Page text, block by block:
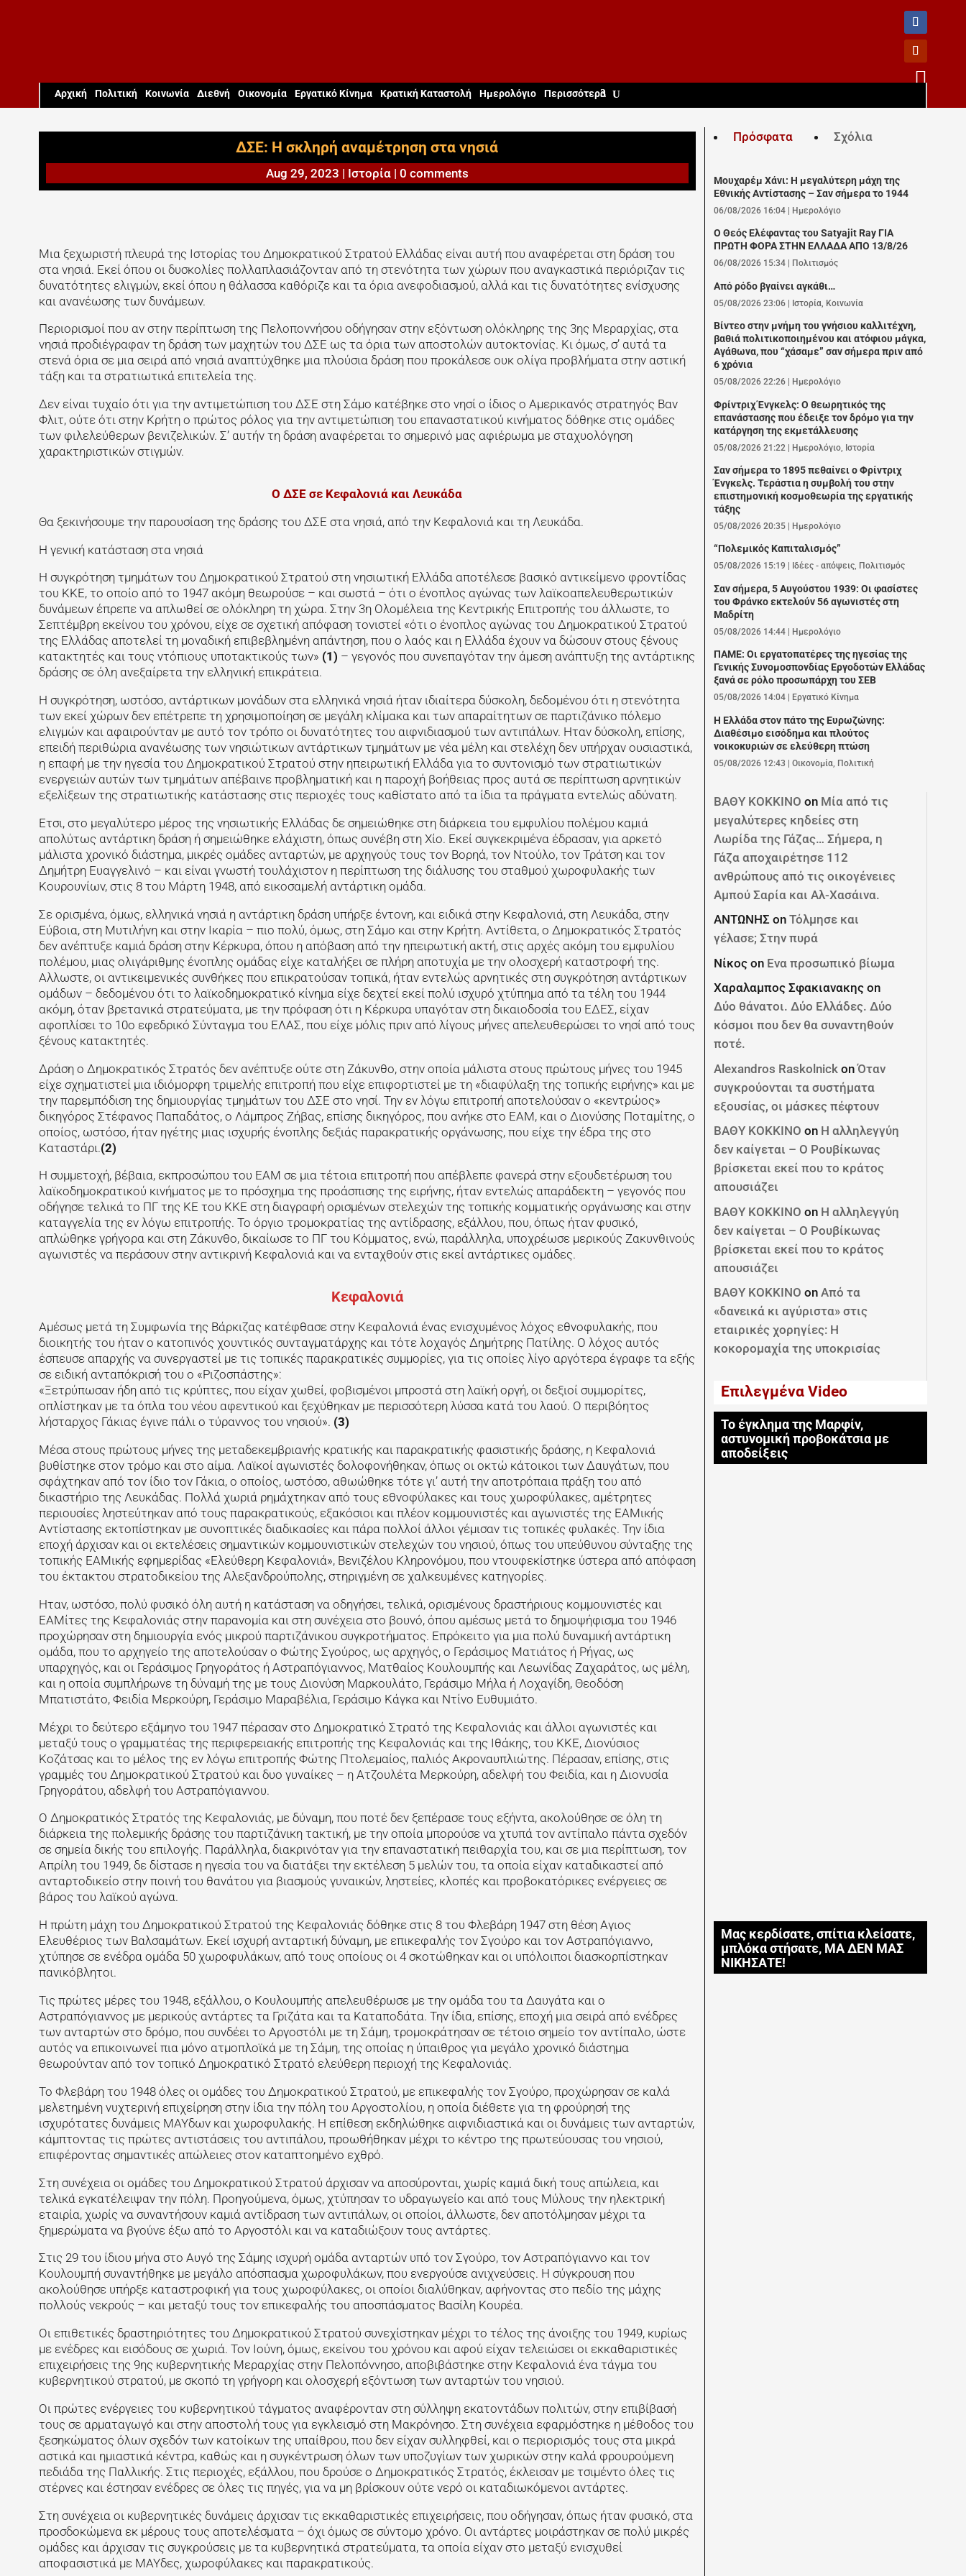

Aρχική Πολιτική Κοινωνία Διεθνή Οικονομία Εργατικό Κίνημα Κρατική Καταστολή Ημερολόγιο Περισσότερα
ΔΣΕ: Η σκληρή αναμέτρηση στα νησιά
Aug 29, 2023 | Ιστορία| 0 comments
Μια ξεχωριστή πλευρά της Ιστορίας του Δημοκρατικού Στρατού Ελλάδας είναι αυτή που αναφέρεται στη δράση του
στα νησιά. Εκεί όπου οι δυσκολίες πολλαπλασιάζονταν από τη στενότητα των χώρων που αναγκαστικά περιόριζαν τις
δυνατότητες ελιγμών, εκεί όπου η θάλασσα καθόριζε και τα όρια ανεφοδιασμού, αλλά και τις δυνατότητες ενίσχυσης
και ανανέωσης των δυνάμεων.
Περιορισμοί που αν στην περίπτωση της Πελοποννήσου οδήγησαν στην εξόντωση ολόκληρης της 3ης Μεραρχίας, στα
νησιά προδιέγραφαν τη δράση των μαχητών του ΔΣΕ ως τα όρια των αποστολών αυτοκτονίας. Κι όμως, σ’ αυτά τα
στενά όρια σε μια σειρά από νησιά αναπτύχθηκε μια πλούσια δράση που προκάλεσε ουκ ολίγα προβλήματα στην αστική
τάξη και τα στρατιωτικά επιτελεία της.
Δεν είναι τυχαίο ότι για την αντιμετώπιση του ΔΣΕ στη Σάμο κατέβηκε στο νησί ο ίδιος ο Αμερικανός στρατηγός Βαν
Φλιτ, ούτε ότι στην Κρήτη ο πρώτος ρόλος για την αντιμετώπιση του επαναστατικού κινήματος δόθηκε στις ομάδες
των φιλελεύθερων βενιζελικών. Σ’ αυτήν τη δράση αναφέρεται το σημερινό μας αφιέρωμα με σταχυολόγηση
χαρακτηριστικών στιγμών.
Ο ΔΣΕ σε Κεφαλονιά και Λευκάδα
Θα ξεκινήσουμε την παρουσίαση της δράσης του ΔΣΕ στα νησιά, από την Κεφαλονιά και τη Λευκάδα.
Η γενική κατάσταση στα νησιά
Η συγκρότηση τμημάτων του Δημοκρατικού Στρατού στη νησιωτική Ελλάδα αποτέλεσε βασικό αντικείμενο φροντίδας
του ΚΚΕ, το οποίο από το 1947 ακόμη θεωρούσε – και σωστά – ότι ο ένοπλος αγώνας των λαϊκοαπελευθερωτικών
δυνάμεων έπρεπε να απλωθεί σε ολόκληρη τη χώρα. Στην 3η Ολομέλεια της Κεντρικής Επιτροπής του άλλωστε, το
Σεπτέμβρη εκείνου του χρόνου, είχε σε σχετική απόφαση τονιστεί «ότι ο ένοπλος αγώνας του Δημοκρατικού Στρατού
της Ελλάδας αποτελεί τη μοναδική επιβεβλημένη απάντηση, που ο λαός και η Ελλάδα έχουν να δώσουν στους ξένους
κατακτητές και τους ντόπιους υποτακτικούς των» (1) – γεγονός που συνεπαγόταν την άμεση ανάπτυξη της αντάρτικης
δράσης σε όλη ανεξαίρετα την ελληνική επικράτεια.
Η συγκρότηση, ωστόσο, αντάρτικων μονάδων στα ελληνικά νησιά ήταν ιδιαίτερα δύσκολη, δεδομένου ότι η στενότητα
των εκεί χώρων δεν επέτρεπε τη χρησιμοποίηση σε μεγάλη κλίμακα και των απαραίτητων σε παρτιζάνικο πόλεμο
ελιγμών και αφαιρούνταν με αυτό τον τρόπο οι δυνατότητες του αιφνιδιασμού των αντιπάλων. Ηταν δύσκολη, επίσης,
επειδή περιθώρια ανανέωσης των νησιώτικων αντάρτικων τμημάτων με νέα μέλη και στελέχη δεν υπήρχαν ουσιαστικά,
η επαφή με την ηγεσία του Δημοκρατικού Στρατού στην ηπειρωτική Ελλάδα για το συντονισμό των στρατιωτικών
ενεργειών αυτών των τμημάτων απέβαινε προβληματική και η παροχή βοήθειας προς αυτά σε περίπτωση αρνητικών
εξελίξεων της στρατιωτικής κατάστασης στις περιοχές τους καθίστατο από τα ίδια τα πράγματα εντελώς αδύνατη.
Ετσι, στο μεγαλύτερο μέρος της νησιωτικής Ελλάδας δε σημειώθηκε στη διάρκεια του εμφυλίου πολέμου καμιά
απολύτως αντάρτικη δράση ή σημειώθηκε ελάχιστη, όπως συνέβη στη Χίο. Εκεί συγκεκριμένα έδρασαν, για αρκετό
μάλιστα χρονικό διάστημα, μικρές ομάδες ανταρτών, με αρχηγούς τους τον Βορηά, τον Ντούλο, τον Τράτση και τον
Δημήτρη Ευαγγελινό – και είναι γνωστή τουλάχιστον η περίπτωση της διάλυσης του σταθμού χωροφυλακής των
Κουρουνίων, στις 8 του Μάρτη 1948, από εικοσαμελή αντάρτικη ομάδα.
Σε ορισμένα, όμως, ελληνικά νησιά η αντάρτικη δράση υπήρξε έντονη, και ειδικά στην Κεφαλονιά, στη Λευκάδα, στην
Εύβοια, στη Μυτιλήνη και στην Ικαρία – πιο πολύ, όμως, στη Σάμο και στην Κρήτη. Αντίθετα, ο Δημοκρατικός Στρατός
δεν ανέπτυξε καμιά δράση στην Κέρκυρα, όπου η απόβαση από την ηπειρωτική ακτή, στις αρχές ακόμη του εμφυλίου
πολέμου, μιας ολιγάριθμης ένοπλης ομάδας είχε καταλήξει σε πλήρη αποτυχία με την ολοσχερή καταστροφή της.
Αλλωστε, οι αντικειμενικές συνθήκες που επικρατούσαν τοπικά, ήταν εντελώς αρνητικές στη συγκρότηση αντάρτικων
ομάδων – δεδομένου ότι το λαϊκοδημοκρατικό κίνημα είχε δεχτεί εκεί πολύ ισχυρό χτύπημα από τα τέλη του 1944
ακόμη, όταν βρετανικά στρατεύματα, με την πρόφαση ότι η Κέρκυρα υπαγόταν στη δικαιοδοσία του ΕΔΕΣ, είχαν
αφοπλίσει το 10ο εφεδρικό Σύνταγμα του ΕΛΑΣ, που είχε μόλις πριν από λίγους μήνες απελευθερώσει το νησί από τους
ξένους κατακτητές.
Δράση ο Δημοκρατικός Στρατός δεν ανέπτυξε ούτε στη Ζάκυνθο, στην οποία μάλιστα στους πρώτους μήνες του 1945
είχε σχηματιστεί μια ιδιόμορφη τριμελής επιτροπή που είχε επιφορτιστεί με τη «διαφύλαξη της τοπικής ειρήνης» και με
την παρεμπόδιση της δημιουργίας τμημάτων του ΔΣΕ στο νησί. Την εν λόγω επιτροπή αποτελούσαν ο «κεντρώος»
δικηγόρος Στέφανος Παπαδάτος, ο Λάμπρος Ζήβας, επίσης δικηγόρος, που ανήκε στο ΕΑΜ, και ο Διονύσης Ποταμίτης, ο
οποίος, ωστόσο, ήταν ηγέτης μιας ισχυρής ένοπλης δεξιάς παρακρατικής οργάνωσης, που είχε την έδρα της στο
Καταστάρι.(2)
Η συμμετοχή, βέβαια, εκπροσώπου του ΕΑΜ σε μια τέτοια επιτροπή που απέβλεπε φανερά στην εξουδετέρωση του
λαϊκοδημοκρατικού κινήματος με το πρόσχημα της προάσπισης της ειρήνης, ήταν εντελώς απαράδεκτη – γεγονός που
οδήγησε τελικά το ΠΓ της ΚΕ του ΚΚΕ στη διαγραφή ορισμένων στελεχών της τοπικής κομματικής οργάνωσης και στην
καταγγελία της εν λόγω επιτροπής. Το όργιο τρομοκρατίας της αντίδρασης, εξάλλου, που, όπως ήταν φυσικό,
απλώθηκε γρήγορα και στη Ζάκυνθο, δικαίωσε το ΠΓ του Κόμματος, ενώ, παράλληλα, υποχρέωσε μερικούς Ζακυνθινούς
αγωνιστές να περάσουν στην αντικρινή Κεφαλονιά και να ενταχθούν στις εκεί αντάρτικες ομάδες.
Κεφαλονιά
Αμέσως μετά τη Συμφωνία της Βάρκιζας κατέφθασε στην Κεφαλονιά ένας ενισχυμένος λόχος εθνοφυλακής, που
διοικητής του ήταν ο κατοπινός χουντικός συνταγματάρχης και τότε λοχαγός Δημήτρης Πατίλης. Ο λόχος αυτός
έσπευσε απαρχής να συνεργαστεί με τις τοπικές παρακρατικές συμμορίες, για τις οποίες λίγο αργότερα έγραφε τα εξής
σε ειδική ανταπόκρισή του ο «Ριζοσπάστης»:
«Ξετρύπωσαν ήδη από τις κρύπτες, που είχαν χωθεί, φοβισμένοι μπροστά στη λαϊκή οργή, οι δεξιοί συμμορίτες,
οπλίστηκαν με τα όπλα του νέου αφεντικού και ξεχύθηκαν με περισσότερη λύσσα κατά του λαού. Ο περιβόητος
λήσταρχος Γάκιας έγινε πάλι ο τύραννος του νησιού». (3)
Μέσα στους πρώτους μήνες της μεταδεκεμβριανής κρατικής και παρακρατικής φασιστικής δράσης, η Κεφαλονιά
βυθίστηκε στον τρόμο και στο αίμα. Λαϊκοί αγωνιστές δολοφονήθηκαν, όπως οι οκτώ κάτοικοι των Δαυγάτων, που
σφάχτηκαν από τον ίδιο τον Γάκια, ο οποίος, ωστόσο, αθωώθηκε τότε γι’ αυτή την αποτρόπαια πράξη του από
δικαστήριο της Λευκάδας. Πολλά χωριά ρημάχτηκαν από τους εθνοφύλακες και τους χωροφύλακες, αμέτρητες
περιουσίες ληστεύτηκαν από τους παρακρατικούς, εξακόσιοι και πλέον κομμουνιστές και αγωνιστές της ΕΑΜικής
Αντίστασης εκτοπίστηκαν με συνοπτικές διαδικασίες και πάρα πολλοί άλλοι γέμισαν τις τοπικές φυλακές. Την ίδια
εποχή άρχισαν και οι εκτελέσεις σημαντικών κομμουνιστικών στελεχών του νησιού, όπως του υπεύθυνου σύνταξης της
τοπικής ΕΑΜικής εφημερίδας «Ελεύθερη Κεφαλονιά», Βενιζέλου Κληρονόμου, που ντουφεκίστηκε ύστερα από απόφαση
του έκτακτου στρατοδικείου της Αλεξανδρούπολης, στηριγμένη σε χαλκευμένες κατηγορίες.
Ηταν, ωστόσο, πολύ φυσικό όλη αυτή η κατάσταση να οδηγήσει, τελικά, ορισμένους δραστήριους κομμουνιστές και
ΕΑΜίτες της Κεφαλονιάς στην παρανομία και στη συνέχεια στο βουνό, όπου αμέσως μετά το δημοψήφισμα του 1946
προχώρησαν στη δημιουργία ενός μικρού παρτιζάνικου συγκροτήματος. Επρόκειτο για μια πολύ δυναμική αντάρτικη
ομάδα, που το αρχηγείο της αποτελούσαν ο Φώτης Σγούρος, ως αρχηγός, ο Γεράσιμος Ματιάτος ή Ρήγας, ως
υπαρχηγός, και οι Γεράσιμος Γρηγοράτος ή Αστραπόγιαννος, Ματθαίος Κουλουμπής και Λεωνίδας Ζαχαράτος, ως μέλη,
και η οποία συμπλήρωνε τη δύναμή της με τους Διονύση Μαρκουλάτο, Γεράσιμο Μήλα ή Λοχαγίδη, Θεοδόση
Μπατιστάτο, Φειδία Μερκούρη, Γεράσιμο Μαραβέλια, Γεράσιμο Κάγκα και Ντίνο Ευθυμιάτο.
Μέχρι το δεύτερο εξάμηνο του 1947 πέρασαν στο Δημοκρατικό Στρατό της Κεφαλονιάς και άλλοι αγωνιστές και
μεταξύ τους ο γραμματέας της περιφερειακής επιτροπής της Κεφαλονιάς και της Ιθάκης, του ΚΚΕ, Διονύσιος
Κοζάτσας και το μέλος της εν λόγω επιτροπής Φώτης Πτολεμαίος, παλιός Ακροναυπλιώτης. Πέρασαν, επίσης, στις
γραμμές του Δημοκρατικού Στρατού και δυο γυναίκες – η Ατζουλέτα Μερκούρη, αδελφή του Φειδία, και η Διονυσία
Γρηγοράτου, αδελφή του Αστραπόγιαννου.
Ο Δημοκρατικός Στρατός της Κεφαλονιάς, με δύναμη, που ποτέ δεν ξεπέρασε τους εξήντα, ακολούθησε σε όλη τη
διάρκεια της πολεμικής δράσης του παρτιζάνικη τακτική, με την οποία μπορούσε να χτυπά τον αντίπαλο πάντα σχεδόν
σε σημεία δικής του επιλογής. Παράλληλα, διακρινόταν για την επαναστατική πειθαρχία του, και σε μια περίπτωση, τον
Απρίλη του 1949, δε δίστασε η ηγεσία του να διατάξει την εκτέλεση 5 μελών του, τα οποία είχαν καταδικαστεί από
ανταρτοδικείο στην ποινή του θανάτου για βιασμούς γυναικών, ληστείες, κλοπές και προβοκατόρικες ενέργειες σε
βάρος του λαϊκού αγώνα.
Η πρώτη μάχη του Δημοκρατικού Στρατού της Κεφαλονιάς δόθηκε στις 8 του Φλεβάρη 1947 στη θέση Αγιος
Ελευθέριος των Βαλσαμάτων. Εκεί ισχυρή ανταρτική δύναμη, με επικεφαλής τον Σγούρο και τον Αστραπόγιαννο,
χτύπησε σε ενέδρα ομάδα 50 χωροφυλάκων, από τους οποίους οι 4 σκοτώθηκαν και οι υπόλοιποι διασκορπίστηκαν
πανικόβλητοι.
Τις πρώτες μέρες του 1948, εξάλλου, ο Κουλουμπής απελευθέρωσε με την ομάδα του τα Δαυγάτα και ο
Αστραπόγιαννος με μερικούς αντάρτες τα Γριζάτα και τα Καταποδάτα. Την ίδια, επίσης, εποχή μια σειρά από ενέδρες
των ανταρτών στο δρόμο, που συνδέει το Αργοστόλι με τη Σάμη, τρομοκράτησαν σε τέτοιο σημείο τον αντίπαλο, ώστε
αυτός να επικοινωνεί πια μόνο ατμοπλοϊκά με τη Σάμη, της οποίας η ύπαιθρος για μεγάλο χρονικό διάστημα
θεωρούνταν από τον τοπικό Δημοκρατικό Στρατό ελεύθερη περιοχή της Κεφαλονιάς.
Το Φλεβάρη του 1948 όλες οι ομάδες του Δημοκρατικού Στρατού, με επικεφαλής τον Σγούρο, προχώρησαν σε καλά
μελετημένη νυχτερινή επιχείρηση στην ίδια την πόλη του Αργοστολίου, η οποία διέθετε για τη φρούρησή της
ισχυρότατες δυνάμεις ΜΑΥδων και χωροφυλακής. Η επίθεση εκδηλώθηκε αιφνιδιαστικά και οι δυνάμεις των ανταρτών,
κάμπτοντας τις πρώτες αντιστάσεις του αντιπάλου, προωθήθηκαν μέχρι το κέντρο της πρωτεύουσας του νησιού,
επιφέροντας σημαντικές απώλειες στον καταπτοημένο εχθρό.
Στη συνέχεια οι ομάδες του Δημοκρατικού Στρατού άρχισαν να αποσύρονται, χωρίς καμιά δική τους απώλεια, και
τελικά εγκατέλειψαν την πόλη. Προηγούμενα, όμως, χτύπησαν το υδραγωγείο και από τους Μύλους την ηλεκτρική
εταιρία, χωρίς να συναντήσουν καμιά αντίδραση των αντιπάλων, οι οποίοι, άλλωστε, δεν αποτόλμησαν μέχρι τα
ξημερώματα να βγούνε έξω από το Αργοστόλι και να καταδιώξουν τους αντάρτες.
Στις 29 του ίδιου μήνα στο Αυγό της Σάμης ισχυρή ομάδα ανταρτών υπό τον Σγούρο, τον Αστραπόγιαννο και τον
Κουλουμπή συναντήθηκε με μεγάλο απόσπασμα χωροφυλάκων, που ενεργούσε ανιχνεύσεις. Η σύγκρουση που
ακολούθησε υπήρξε καταστροφική για τους χωροφύλακες, οι οποίοι διαλύθηκαν, αφήνοντας στο πεδίο της μάχης
πολλούς νεκρούς – και μεταξύ τους τον επικεφαλής του αποσπάσματος Βασίλη Κουρέα.
Οι επιθετικές δραστηριότητες του Δημοκρατικού Στρατού συνεχίστηκαν μέχρι το τέλος της άνοιξης του 1949, κυρίως
με ενέδρες και εισόδους σε χωριά. Τον Ιούνη, όμως, εκείνου του χρόνου και αφού είχαν τελειώσει οι εκκαθαριστικές
επιχειρήσεις της 9ης κυβερνητικής Μεραρχίας στην Πελοπόννησο, αποβιβάστηκε στην Κεφαλονιά ένα τάγμα του
κυβερνητικού στρατού, με σκοπό τη γρήγορη και ολοσχερή εξόντωση των ανταρτών του νησιού.
Οι πρώτες ενέργειες του κυβερνητικού τάγματος αναφέρονταν στη σύλληψη εκατοντάδων πολιτών, στην επιβίβασή
τους σε αρματαγωγό και στην αποστολή τους για εγκλεισμό στη Μακρόνησο. Στη συνέχεια εφαρμόστηκε η μέθοδος του
ξεσηκώματος όλων σχεδόν των κατοίκων της υπαίθρου, που δεν είχαν συλληφθεί, και ο περιορισμός τους στα μικρά
αστικά και ημιαστικά κέντρα, καθώς και η συγκέντρωση όλων των υποζυγίων των χωρικών στην καλά φρουρούμενη
πεδιάδα της Παλλικής. Στις περιοχές, εξάλλου, που δρούσε ο Δημοκρατικός Στρατός, έκλεισαν με τσιμέντο όλες τις
στέρνες και έστησαν ενέδρες σε όλες τις πηγές, για να μη βρίσκουν ούτε νερό οι καταδιωκόμενοι αντάρτες.
Στη συνέχεια οι κυβερνητικές δυνάμεις άρχισαν τις εκκαθαριστικές επιχειρήσεις, που οδήγησαν, όπως ήταν φυσικό, στα
προσδοκώμενα εκ μέρους τους αποτελέσματα – όχι όμως σε σύντομο χρόνο. Οι αντάρτες μοιράστηκαν σε πολύ μικρές
ομάδες και άρχισαν τις συγκρούσεις με τα κυβερνητικά στρατεύματα, τα οποία είχαν στο μεταξύ ενισχυθεί
αποφασιστικά με ΜΑΥδες, χωροφύλακες και παρακρατικούς.
Πρόσφατα Σχόλια
Μουχαρέμ Χάνι: Η μεγαλύτερη μάχη της
Εθνικής Αντίστασης – Σαν σήμερα το 1944
06/08/2026 16:04 | Ημερολόγιο
Ο Θεός Ελέφαντας του Satyajit Ray ΓΙΑ
ΠΡΩΤΗ ΦΟΡΑ ΣΤΗΝ ΕΛΛΑΔΑ ΑΠΟ 13/8/26
06/08/2026 15:34 Πολιτισμός
Από ρόδο βγαίνει αγκάθι…
05/08/2026 23:06 | Ιστορία Κοινωνία
Βίντεο στην μνήμη του γνήσιου καλλιτέχνη,
βαθιά πολιτικοποιημένου και ατόφιου μάγκα,
Αγάθωνα, που “χάσαμε” σαν σήμερα πριν από
6 χρόνια
05/08/2026 22:26 Ημερολόγιο
Φρίντριχ Ένγκελς: Ο θεωρητικός της
επανάστασης που έδειξε τον δρόμο για την
κατάργηση της εκμετάλλευσης
05/08/2026 21:22 | Ημερολόγιο Ιστορία
Σαν σήμερα το 1895 πεθαίνει ο Φρίντριχ
Ένγκελς. Τεράστια η συμβολή του στην
επιστημονική κοσμοθεωρία της εργατικής
τάξης
05/08/2026 20:35 Ημερολόγιο
“Πολεμικός Καπιταλισμός”
05/08/2026 15:19 Ιδέες - απόψεις, Πολιτισμός
Σαν σήμερα, 5 Αυγούστου 1939: Οι φασίστες
του Φράνκο εκτελούν 56 αγωνιστές στη
Μαδρίτη
05/08/2026 14:44 | Ημερολόγιο
ΠΑΜΕ: Οι εργατοπατέρες της ηγεσίας της
Γενικής Συνομοσπονδίας Εργοδοτών Ελλάδας
ξανά σε ρόλο προσωπάρχη του ΣΕΒ
05/08/2026 14:04 Εργατικό Κίνημα
Η Ελλάδα στον πάτο της Ευρωζώνης:
Διαθέσιμο εισόδημα και πλούτος
νοικοκυριών σε ελεύθερη πτώση
05/08/2026 12:43 |Οικονομία Πολιτική
ΒΑΘΥ ΚΟΚΚΙΝΟ on Μία από τις
μεγαλύτερες κηδείες στη
Λωρίδα της Γάζας… Σήμερα, η
Γάζα αποχαιρέτησε 112
ανθρώπους από τις οικογένειες
Αμπού Σαρία και Αλ-Χασάινα.
ΑΝΤΩΝΗΣ onΤόλμησε και
γέλασε; Στην πυρά
Νίκος on Ενα προσωπικό βίωμα
Χαραλαμπος Σφακιανακης on
Δύο θάνατοι. Δύο Ελλάδες. Δύο
κόσμοι που δεν θα συναντηθούν
ποτέ.
Alexandros Raskolnick onΌταν
συγκρούονται τα συστήματα
εξουσίας, οι μάσκες πέφτουν
ΒΑΘΥ ΚΟΚΚΙΝΟ on Η αλληλεγγύη
δεν καίγεται – Ο Ρουβίκωνας
βρίσκεται εκεί που το κράτος
απουσιάζει
ΒΑΘΥ ΚΟΚΚΙΝΟ on Η αλληλεγγύη
δεν καίγεται – Ο Ρουβίκωνας
βρίσκεται εκεί που το κράτος
απουσιάζει
ΒΑΘΥ ΚΟΚΚΙΝΟ onΑπό τα
«δανεικά κι αγύριστα» στις
εταιρικές χορηγίες: Η
κοκορομαχία της υποκρισίας
Επιλεγμένα Video
Το έγκλημα της Μαρφίν,
αστυνομική προβοκάτσια με
αποδείξεις
Μας κερδίσατε, σπίτια κλείσατε,
μπλόκα στήσατε, ΜΑ ΔΕΝ ΜΑΣ
ΝΙΚΗΣΑΤΕ!